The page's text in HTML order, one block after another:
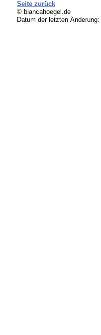
Seite zurück
© biancahoegel.de
Datum der letzten Änderung: